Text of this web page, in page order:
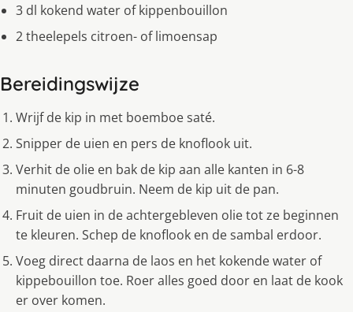
3 dl kokend water of kippenbouillon
2 theelepels citroen- of limoensap
Bereidingswijze
Wrijf de kip in met boemboe saté.
Snipper de uien en pers de knoflook uit.
Verhit de olie en bak de kip aan alle kanten in 6-8
minuten goudbruin. Neem de kip uit de pan.
Fruit de uien in de achtergebleven olie tot ze beginnen
te kleuren. Schep de knoflook en de sambal erdoor.
Voeg direct daarna de laos en het kokende water of
kippebouillon toe. Roer alles goed door en laat de kook
er over komen.